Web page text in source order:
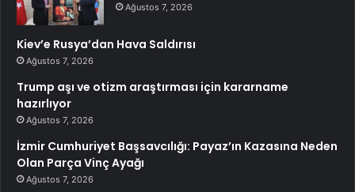
Ağustos 7, 2026
Kiev’e Rusya’dan Hava Saldırısı
Ağustos 7, 2026
Trump aşı ve otizm araştırması için kararname
hazırlıyor
Ağustos 7, 2026
İzmir Cumhuriyet Başsavcılığı: Payaz’ın Kazasına Neden
Olan Parça Vinç Ayağı
Ağustos 7, 2026